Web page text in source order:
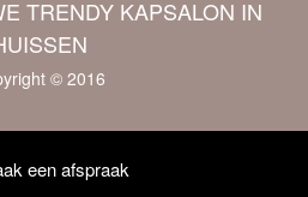
een afspraak
TRENDY KAPSALON IN
© 2016